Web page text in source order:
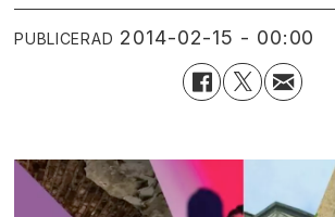
PUBLICERAD 2014-02-15 - 00:00